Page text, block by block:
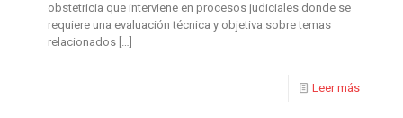
obstetricia que interviene en procesos judiciales donde se
requiere una evaluación técnica y objetiva sobre temas
relacionados […]
Leer más